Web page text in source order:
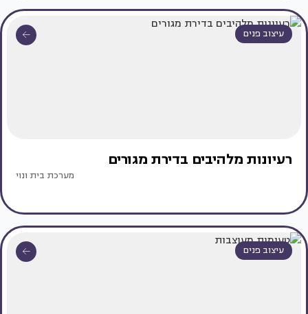
עיצוב פנים
רעיונות מלהיבים בדירת מגורים
מערכת בית ונוי
עיצוב פנים